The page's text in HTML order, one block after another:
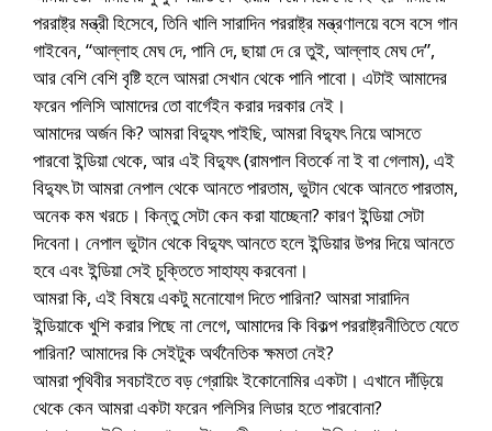
পররাষ্ট্র মন্ত্রী হিসেবে, তিনি খালি সারাদিন পররাষ্ট্র মন্ত্রণালয়ে বসে বসে গান
গাইবেন, “আল্লাহ মেঘ দে, পানি দে, ছায়া দে রে তুই, আল্লাহ মেঘ দে”,
আর বেশি বেশি বৃষ্টি হলে আমরা সেখান থেকে পানি পাবো। এটাই আমাদের
ফরেন পলিসি আমাদের তো বার্গেইন করার দরকার নেই।
আমাদের অর্জন কি? আমরা বিদ্যুৎ পাইছি, আমরা বিদ্যুৎ নিয়ে আসতে
পারবো ইন্ডিয়া থেকে, আর এই বিদ্যুৎ (রামপাল বিতর্কে না ই বা গেলাম), এই
বিদ্যুৎ টা আমরা নেপাল থেকে আনতে পারতাম, ভুটান থেকে আনতে পারতাম,
অনেক কম খরচে। কিন্তু সেটা কেন করা যাচ্ছেনা? কারণ ইন্ডিয়া সেটা
দিবেনা। নেপাল ভুটান থেকে বিদ্যুৎ আনতে হলে ইন্ডিয়ার উপর দিয়ে আনতে
হবে এবং ইন্ডিয়া সেই চুক্তিতে সাহায্য করবেনা।
আমরা কি, এই বিষয়ে একটু মনোযোগ দিতে পারিনা? আমরা সারাদিন
ইন্ডিয়াকে খুশি করার পিছে না লেগে, আমাদের কি বিকল্প পররাষ্ট্রনীতিতে যেতে
পারিনা? আমাদের কি সেইটুক অর্থনৈতিক ক্ষমতা নেই?
আমরা পৃথিবীর সবচাইতে বড় গ্রোয়িং ইকোনোমির একটা। এখানে দাঁড়িয়ে
থেকে কেন আমরা একটা ফরেন পলিসির লিডার হতে পারবোনা?